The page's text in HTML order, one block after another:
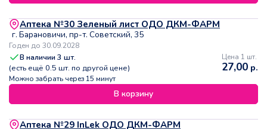
Аптека №30 Зеленый лист ОДО ДКМ-ФАРМ
г. Барановичи, пр-т. Советский, 35
Годен до 30.09.2028
В наличии3 шт.
(есть ещё 0.5 шт. по другой цене)
Можно забрать через 15 минут
Цена 1 шт.
27,00 р.
В корзину
Аптека №29 InLek ОДО ДКМ-ФАРМ